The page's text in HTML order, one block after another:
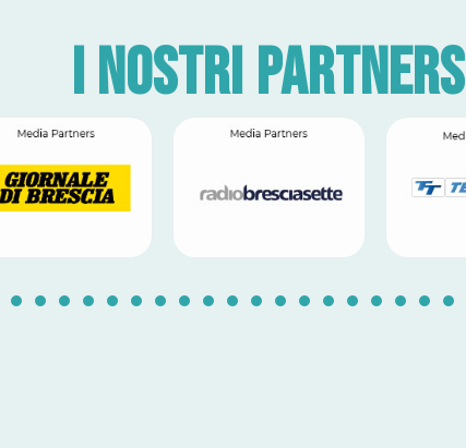
I nostri partners
1 2 3 4 5 6 7 8 9 10 11 12 13